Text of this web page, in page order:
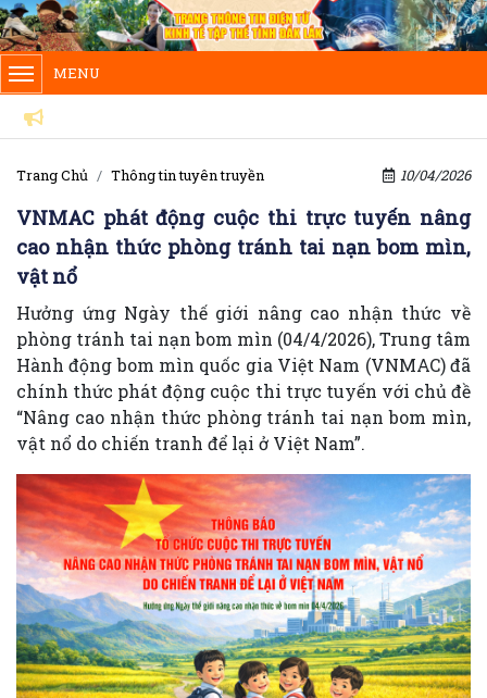
MENU
Trang Chủ Thông tin tuyên truyền 10/04/2026
VNMAC phát động cuộc thi trực tuyến nâng
cao nhận thức phòng tránh tai nạn bom mìn,
vật nổ
Hưởng ứng Ngày thế giới nâng cao nhận thức về
phòng tránh tai nạn bom mìn (04/4/2026), Trung tâm
Hành động bom mìn quốc gia Việt Nam (VNMAC) đã
chính thức phát động cuộc thi trực tuyến với chủ đề
“Nâng cao nhận thức phòng tránh tai nạn bom mìn,
vật nổ do chiến tranh để lại ở Việt Nam”.